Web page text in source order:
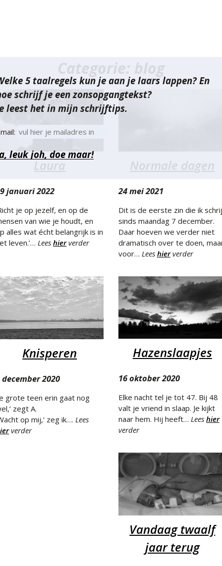
5 taalregels kun je aan je laars lappen? En
schrijf je een zonsopgangtekst?
leest het in mijn schrijftips.
Laura
januari 2022
je op jezelf, en op de
van wie je houdt, en
alles wat écht belangrijk is in
leven.’…Leeshierverder
Normale dagen
24 mei 2021
Dit is de eerste zin die ik
sinds maandag 7 december.
Daar hoeven we verder niet
dramatisch over te doen,
voor… Lees hierverder
Knisperen
december 2020
grote teen erin gaat nog
zegt A.
op mij,’ zeg ik…. Lees
verder
Hazenslaapjes
16 oktober 2020
Elke nacht tel je tot 47. Bij 48
valt je vriend in slaap. Je kijkt
naar hem. Hij heeft… Lees hier
verder
Vandaag twaalf
jaar terug